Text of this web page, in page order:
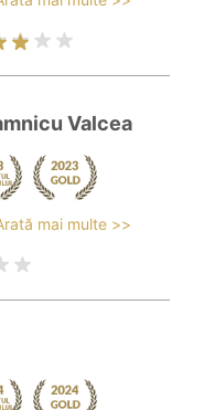
Valcea
mai multe >>